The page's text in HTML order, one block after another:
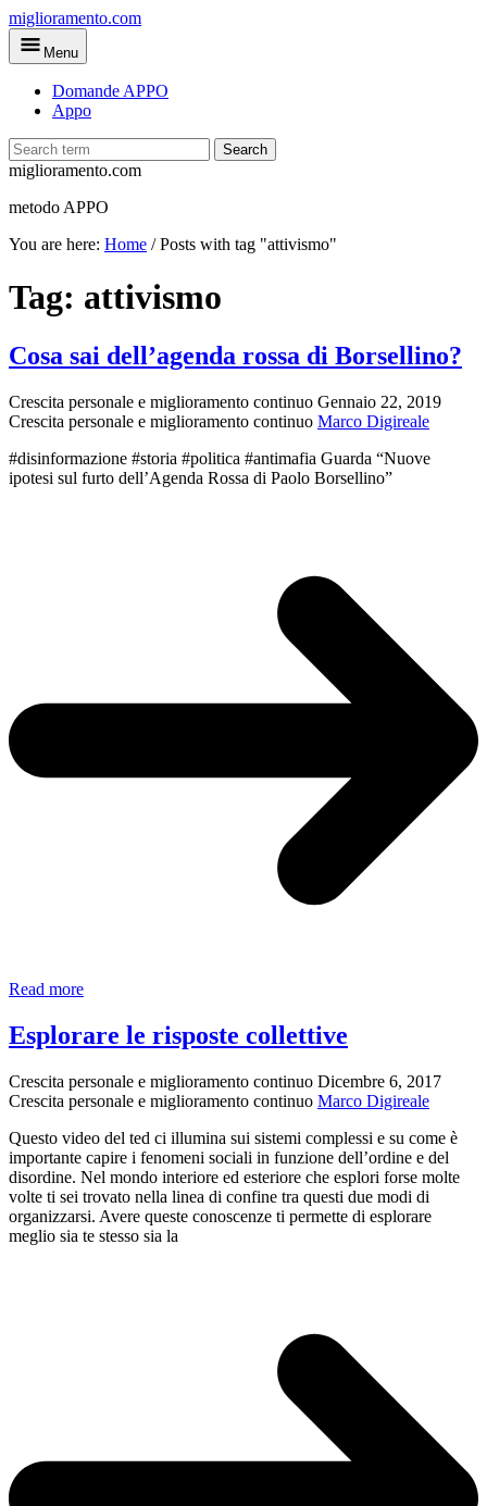
Skip
to
main
miglioramento.com
Menu
Domande APPO
Appo
Search
miglioramento.com
metodo APPO
You are here: Home /Posts with tag "attivismo"
Tag: attivismo
Cosa sai dell’agenda rossa di Borsellino?
Crescita personale e miglioramento continuo Gennaio 22, 2019
Crescita personale e miglioramento continuo Marco Digireale
#disinformazione #storia #politica #antimafia Guarda “Nuove
ipotesi sul furto dell’Agenda Rossa di Paolo Borsellino”
Read moreCosa
dell’agenda
rossa
Borsellino?
Esplorare le risposte collettive
Crescita personale e miglioramento continuo Dicembre 6, 2017
Crescita personale e miglioramento continuo Marco Digireale
Questo video del ted ci illumina sui sistemi complessi e su come è
importante capire i fenomeni sociali in funzione dell’ordine e del
disordine. Nel mondo interiore ed esteriore che esplori forse molte
volte ti sei trovato nella linea di confine tra questi due modi di
organizzarsi. Avere queste conoscenze ti permette di esplorare
meglio sia te stesso sia la